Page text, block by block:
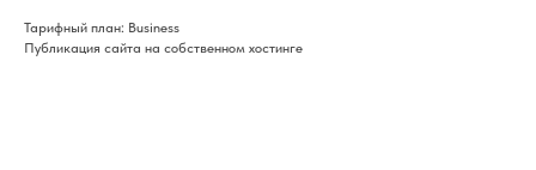
Тарифный план: Business
Публикация сайта на собственном хостинге